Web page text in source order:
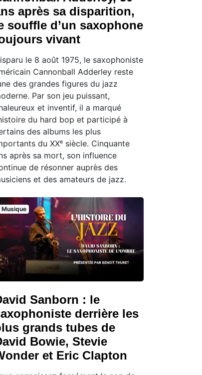
après sa disparition,
souffle d’un saxophone
vivant
le 8 août 1975, le saxophoniste
Cannonball Adderley reste
des grandes figures du jazz
Par son jeu puissant,
et inventif, il a marqué
du hard bop et participé à
des albums les plus
du XXᵉ siècle. Cinquante
après sa mort, son influence
de résonner auprès des
et des amateurs de jazz.
Musique
Sanborn : le
derrière les
grands tubes de
Bowie, Stevie
et Eric Clapton